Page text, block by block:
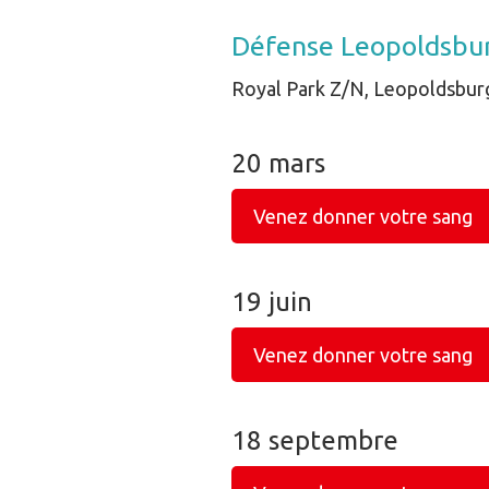
Défense
Royal Park Z/N,
20 mars
Venez donner votre sang
19 juin
Venez donner votre sang
18 septembre